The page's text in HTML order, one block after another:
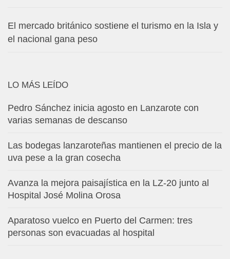
El mercado británico sostiene el turismo en la Isla y
el nacional gana peso
LO MÁS LEÍDO
Pedro Sánchez inicia agosto en Lanzarote con
varias semanas de descanso
Las bodegas lanzaroteñas mantienen el precio de la
uva pese a la gran cosecha
Avanza la mejora paisajística en la LZ-20 junto al
Hospital José Molina Orosa
Aparatoso vuelco en Puerto del Carmen: tres
personas son evacuadas al hospital